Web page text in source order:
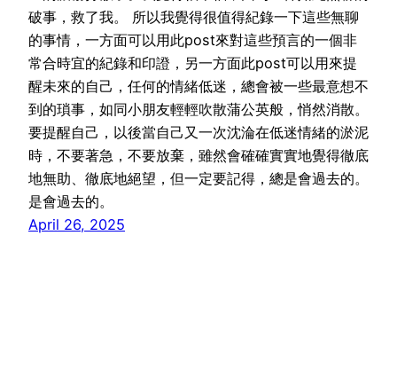
破事，救了我。 所以我覺得很值得紀錄一下這些無聊
的事情，一方面可以用此post來對這些預言的一個非
常合時宜的紀錄和印證，另一方面此post可以用來提
醒未來的自己，任何的情緒低迷，總會被一些最意想不
到的瑣事，如同小朋友輕輕吹散蒲公英般，悄然消散。
要提醒自己，以後當自己又一次沈淪在低迷情緒的淤泥
時，不要著急，不要放棄，雖然會確確實實地覺得徹底
地無助、徹底地絕望，但一定要記得，總是會過去的。
是會過去的。
April 26, 2025